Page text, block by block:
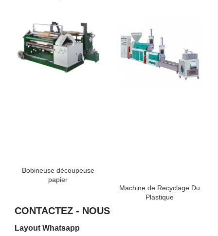
Bobineuse découpeuse
papier
Machine de Recyclage Du
Plastique
CONTACTEZ - NOUS
Layout Whatsapp